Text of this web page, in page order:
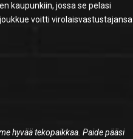
kaupunkiin, jossa se pelasi
voitti virolaisvastustajansa
hyvää tekopaikkaa. Paide pääsi